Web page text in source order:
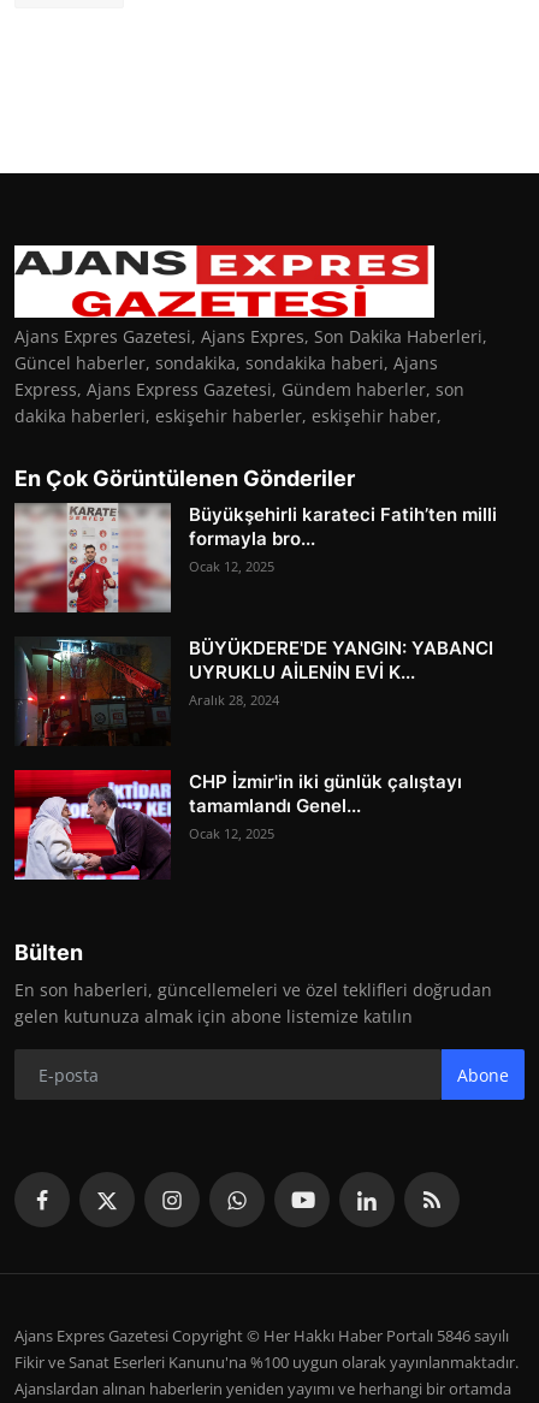
Ajans Expres Gazetesi, Ajans Expres, Son Dakika Haberleri,
Güncel haberler, sondakika, sondakika haberi, Ajans
Express, Ajans Express Gazetesi, Gündem haberler, son
dakika haberleri, eskişehir haberler, eskişehir haber,
En Çok Görüntülenen Gönderiler
Büyükşehirli karateci Fatih’ten milli
formayla bro...
Ocak 12, 2025
BÜYÜKDERE'DE YANGIN: YABANCI
UYRUKLU AİLENİN EVİ K...
Aralık 28, 2024
CHP İzmir'in iki günlük çalıştayı
tamamlandı Genel...
Ocak 12, 2025
Bülten
En son haberleri, güncellemeleri ve özel teklifleri doğrudan
gelen kutunuza almak için abone listemize katılın
Abone
Ajans Expres Gazetesi Copyright © Her Hakkı Haber Portalı 5846 sayılı
Fikir ve Sanat Eserleri Kanunu'na %100 uygun olarak yayınlanmaktadır.
Ajanslardan alınan haberlerin yeniden yayımı ve herhangi bir ortamda